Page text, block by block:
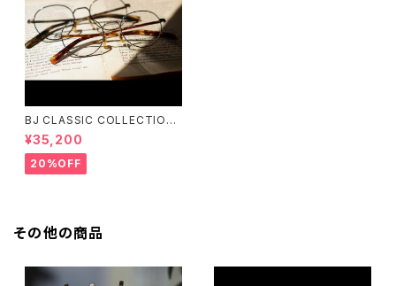
BJ CLASSIC COLLECTION
¥35,200
20%OFF
その他の商品